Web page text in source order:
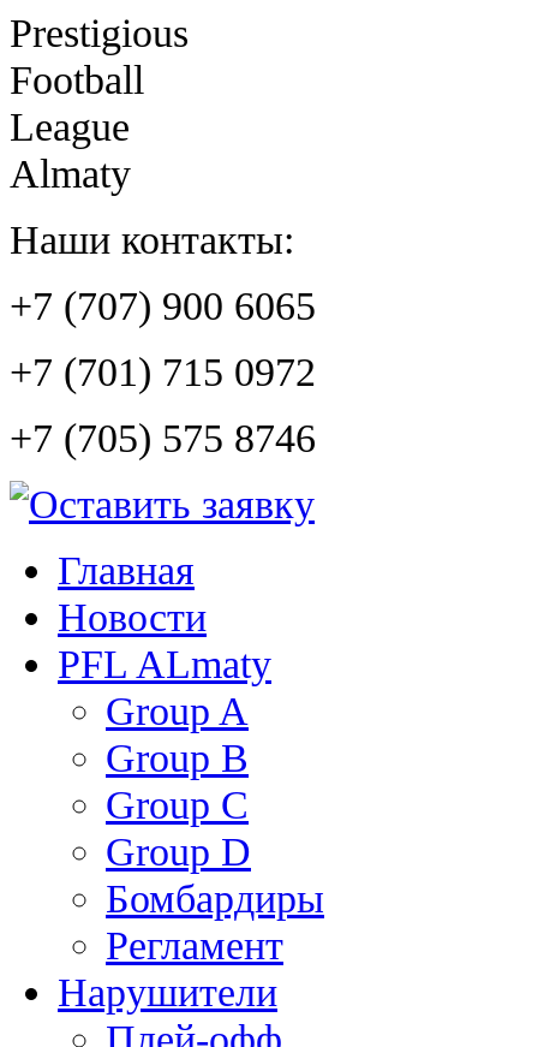
Prestigious
Football
League
Almaty
Наши контакты:
+7 (707) 900 6065
+7 (701) 715 0972
+7 (705) 575 8746
Главная
Новости
PFL ALmaty
Group A
Group B
Group C
Group D
Бомбардиры
Регламент
Нарушители